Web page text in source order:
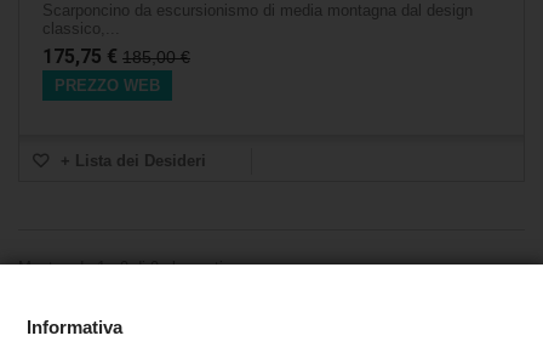
Scarponcino da escursionismo di media montagna dal design
classico,...
175,75 € 185,00 €
PREZZO WEB
+ Lista dei Desideri
Mostrando 1 - 9 di 9 elementi
Informativa